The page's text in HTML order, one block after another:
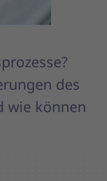
des
wie können